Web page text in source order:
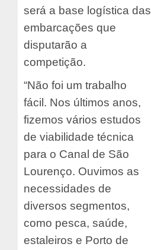
será a base logística das
embarcações que
disputarão a
competição.
“Não foi um trabalho
fácil. Nos últimos anos,
fizemos vários estudos
de viabilidade técnica
para o Canal de São
Lourenço. Ouvimos as
necessidades de
diversos segmentos,
como pesca, saúde,
estaleiros e Porto de